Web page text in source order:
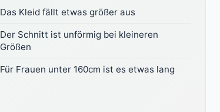
Das Kleid fällt etwas größer aus
Der Schnitt ist unförmig bei kleineren
Größen
Für Frauen unter 160cm ist es etwas lang